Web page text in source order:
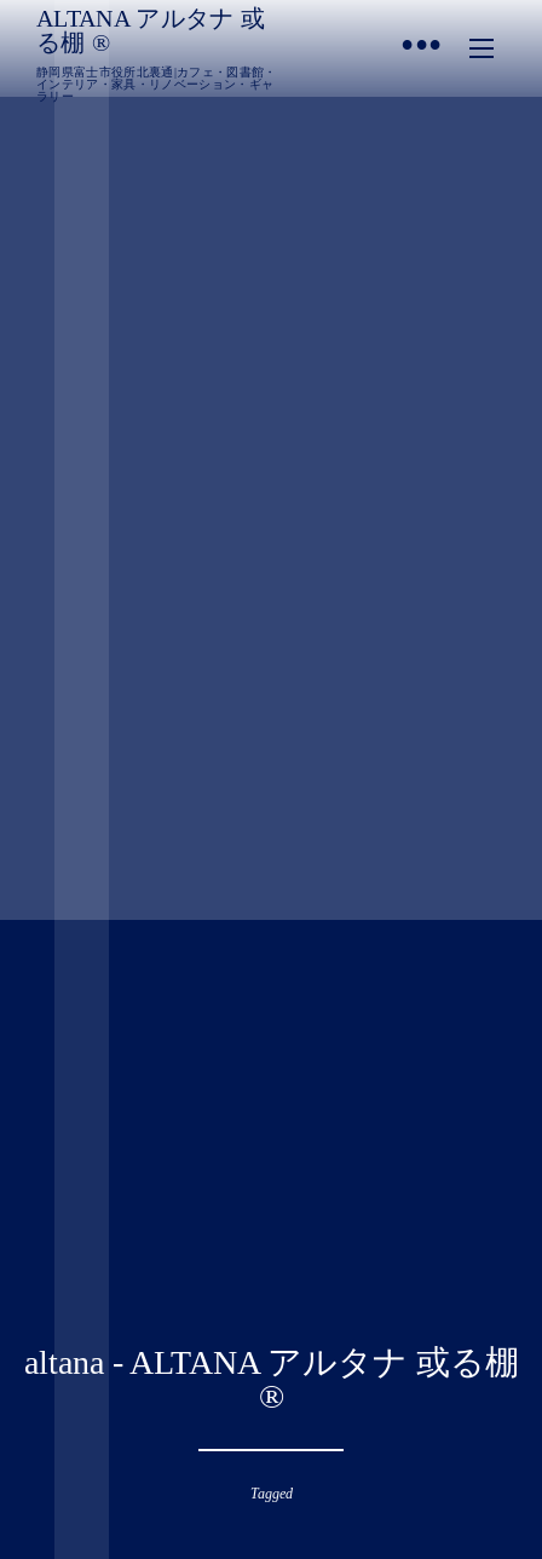
ALTANA アルタナ 或
る棚 ®︎
静岡県富士市役所北裏通|カフェ・図書館・
インテリア・家具・リノベーション・ギャ
ラリー
•
altana - ALTANA アルタナ 或る棚
®︎
Tagged